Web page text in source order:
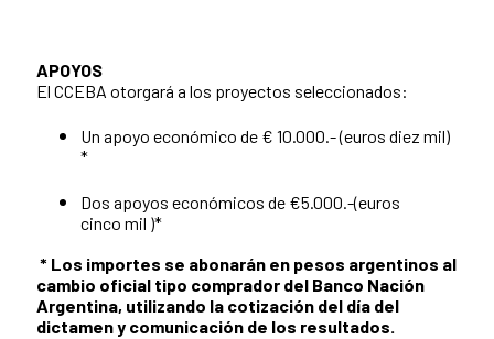
APOYOS
El CCEBA otorgará a los proyectos seleccionados:
Un apoyo económico de € 10.000.- (euros diez mil)
*
Dos apoyos económicos de €5.000.-(euros
cinco mil )*
* Los importes se abonarán en pesos argentinos al
cambio oficial tipo comprador del Banco Nación
Argentina, utilizando la cotización del día del
dictamen y comunicación de los resultados.